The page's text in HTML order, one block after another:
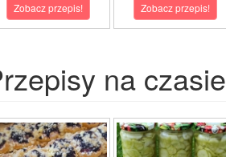
Zobacz przepis! Zobacz przepis!
na czasie